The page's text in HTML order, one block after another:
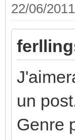
22/06/
un
Genre